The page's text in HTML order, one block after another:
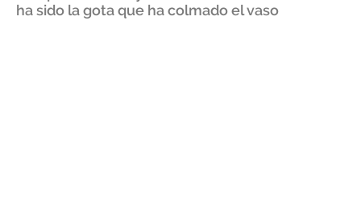
ha sido la gota que ha colmado el vaso